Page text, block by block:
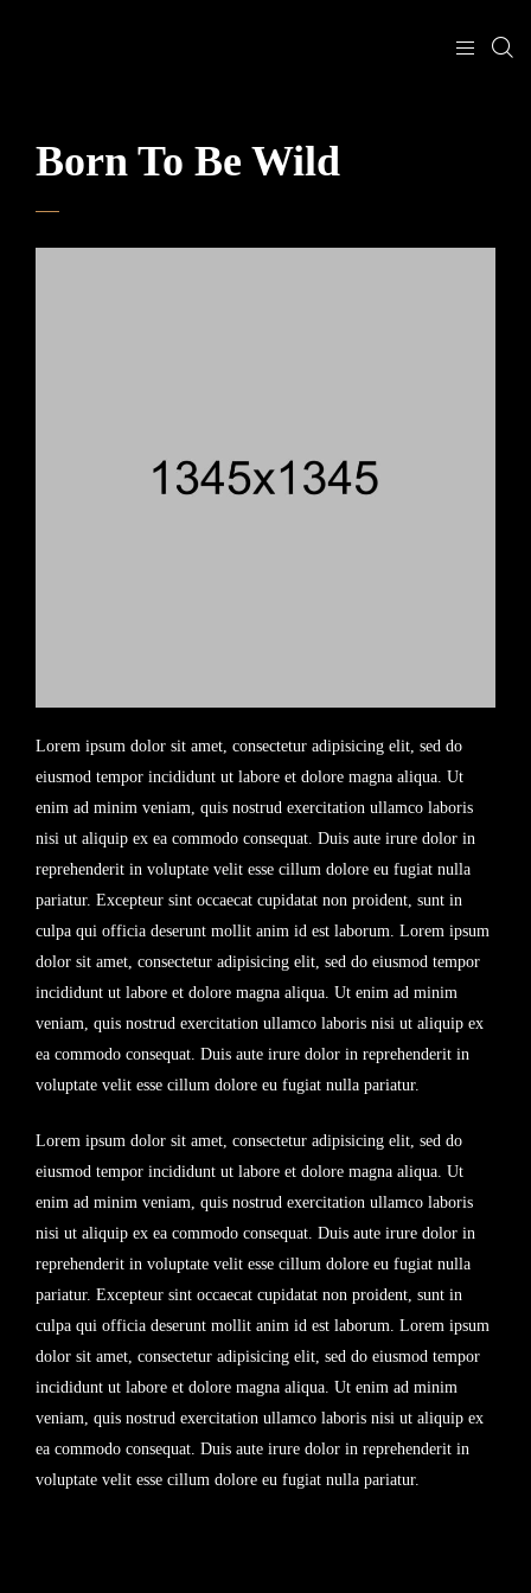
Born To Be Wild
Lorem ipsum dolor sit amet, consectetur adipisicing elit, sed do
eiusmod tempor incididunt ut labore et dolore magna aliqua. Ut
enim ad minim veniam, quis nostrud exercitation ullamco laboris
nisi ut aliquip ex ea commodo consequat. Duis aute irure dolor in
reprehenderit in voluptate velit esse cillum dolore eu fugiat nulla
pariatur. Excepteur sint occaecat cupidatat non proident, sunt in
culpa qui officia deserunt mollit anim id est laborum. Lorem ipsum
dolor sit amet, consectetur adipisicing elit, sed do eiusmod tempor
incididunt ut labore et dolore magna aliqua. Ut enim ad minim
veniam, quis nostrud exercitation ullamco laboris nisi ut aliquip ex
ea commodo consequat. Duis aute irure dolor in reprehenderit in
voluptate velit esse cillum dolore eu fugiat nulla pariatur.
Lorem ipsum dolor sit amet, consectetur adipisicing elit, sed do
eiusmod tempor incididunt ut labore et dolore magna aliqua. Ut
enim ad minim veniam, quis nostrud exercitation ullamco laboris
nisi ut aliquip ex ea commodo consequat. Duis aute irure dolor in
reprehenderit in voluptate velit esse cillum dolore eu fugiat nulla
pariatur. Excepteur sint occaecat cupidatat non proident, sunt in
culpa qui officia deserunt mollit anim id est laborum. Lorem ipsum
dolor sit amet, consectetur adipisicing elit, sed do eiusmod tempor
incididunt ut labore et dolore magna aliqua. Ut enim ad minim
veniam, quis nostrud exercitation ullamco laboris nisi ut aliquip ex
ea commodo consequat. Duis aute irure dolor in reprehenderit in
voluptate velit esse cillum dolore eu fugiat nulla pariatur.